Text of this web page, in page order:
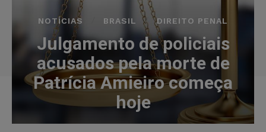
NOTÍCIAS BRASIL DIREITO PENAL
Julgamento de policiais
acusados pela morte de
Patrícia Amieiro começa
hoje